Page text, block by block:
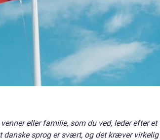
eller familie, som du ved, leder efter et
danske sprog er svært, og det kræver virkelig